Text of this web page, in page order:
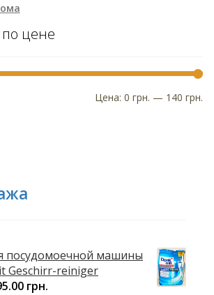
цене
Цена: 0 грн. — 140 грн.
посудомоечной машины
Geschirr-reiniger
грн.